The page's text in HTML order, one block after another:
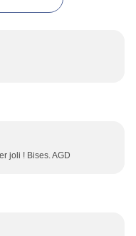
joli ! Bises. AGD